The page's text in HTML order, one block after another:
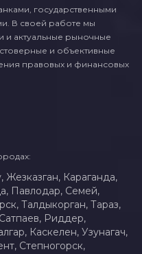
государственными
В своей работе мы
актуальные рыночные
и объективные
правовых и финансовых
Жезказган, Караганда,
Павлодар, Семей,
Талдыкорган, Тараз,
Сатпаев, Риддер,
Каскелен, Узунагач,
Степногорск,